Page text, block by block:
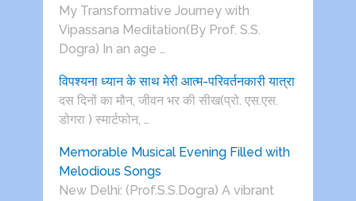
My Transformative Journey with
Vipassana Meditation(By Prof. S.S.
Dogra) In an age …
विपश्यना ध्यान के साथ मेरी आत्म-परिवर्तनकारी यात्रा
दस दिनों का मौन, जीवन भर की सीख(प्रो. एस.एस.
डोगरा ) स्मार्टफोन, …
Memorable Musical Evening Filled with
Melodious Songs
New Delhi: (Prof.S.S.Dogra) A vibrant